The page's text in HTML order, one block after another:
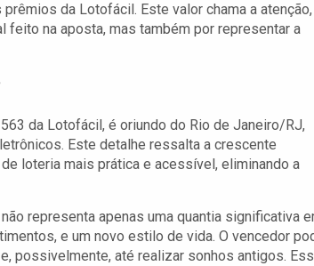
da Lotofácil. Este valor chama a atenção,
na aposta, mas também por representar a
da Lotofácil, é oriundo do Rio de Janeiro/RJ,
Este detalhe ressalta a crescente
loteria mais prática e acessível, eliminando a
representa apenas uma quantia significativa
e um novo estilo de vida. O vencedor
possivelmente, até realizar sonhos antigos.